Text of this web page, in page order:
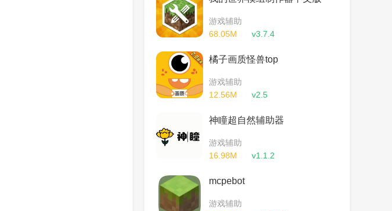
游戏辅助
68.05M
v3.7.4
橘子画质怪兽top
游戏辅助
12.56M
v2.5
神瞳超自然辅助器
游戏辅助
16.98M
v1.1.2
mcpebot
游戏辅助